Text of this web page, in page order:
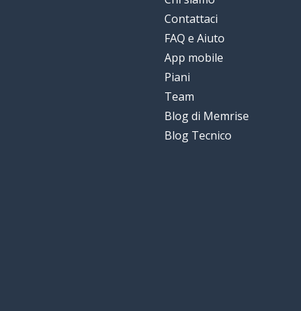
Contattaci
FAQ e Aiuto
App mobile
Piani
Team
Blog di Memrise
Blog Tecnico